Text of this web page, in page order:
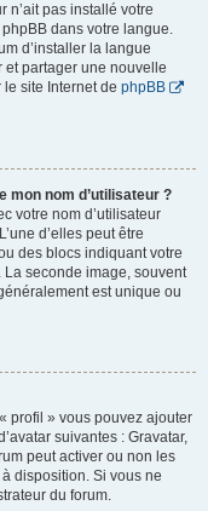
n’ait pas installé votre
dans votre langue.
d’installer la langue
et partager une nouvelle
le site Internet de phpBB
mon nom d’utilisateur ?
votre nom d’utilisateur
d’elles peut être
des blocs indiquant votre
seconde image, souvent
est unique ou
profil » vous pouvez ajouter
suivantes : Gravatar,
peut activer ou non les
disposition. Si vous ne
du forum.